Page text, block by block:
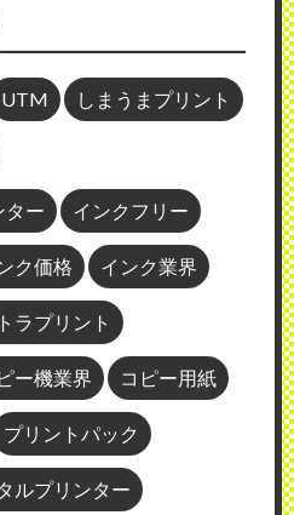
UTM しまうまプリント
ター インクフリー
ク価格 インク業界
ラプリント
ー機業界 コピー用紙
プリントパック
ルプリンター